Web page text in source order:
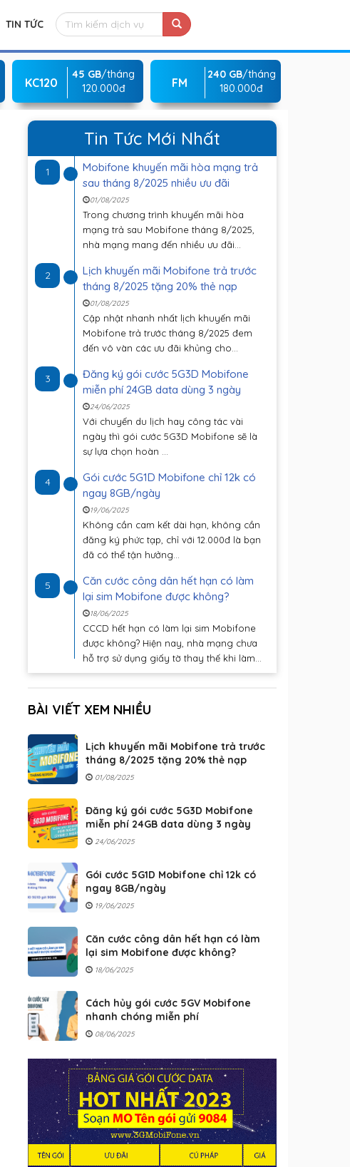
TIN TỨC
KC120
45 GB/tháng
120.000đ
FM
240 GB/tháng
180.000đ
Tin Tức Mới Nhất
1
Mobifone khuyến mãi hòa mạng trả
sau tháng 8/2025 nhiều ưu đãi
01/08/2025
Trong chương trình khuyến mãi hòa
mạng trả sau Mobifone tháng 8/2025,
nhà mạng mang đến nhiều ưu đãi...
2
Lịch khuyến mãi Mobifone trả trước
tháng 8/2025 tặng 20% thẻ nạp
01/08/2025
Cập nhật nhanh nhất lịch khuyến mãi
Mobifone trả trước tháng 8/2025 đem
đến vô vàn các ưu đãi khủng cho...
3
Đăng ký gói cước 5G3D Mobifone
miễn phí 24GB data dùng 3 ngày
24/06/2025
Với chuyến du lịch hay công tác vài
ngày thì gói cước 5G3D Mobifone sẽ là
sự lựa chọn hoàn ...
4
Gói cước 5G1D Mobifone chỉ 12k có
ngay 8GB/ngày
19/06/2025
Không cần cam kết dài hạn, không cần
đăng ký phức tạp, chỉ với 12.000đ là bạn
đã có thể tận hưởng...
5
Căn cước công dân hết hạn có làm
lại sim Mobifone được không?
18/06/2025
CCCD hết hạn có làm lại sim Mobifone
được không? Hiện nay, nhà mạng chưa
hỗ trợ sử dụng giấy tờ thay thế khi làm...
BÀI VIẾT XEM NHIỀU
Lịch khuyến mãi Mobifone trả trước
tháng 8/2025 tặng 20% thẻ nạp
01/08/2025
Đăng ký gói cước 5G3D Mobifone
miễn phí 24GB data dùng 3 ngày
24/06/2025
Gói cước 5G1D Mobifone chỉ 12k có
ngay 8GB/ngày
19/06/2025
Căn cước công dân hết hạn có làm
lại sim Mobifone được không?
18/06/2025
Cách hủy gói cước 5GV Mobifone
nhanh chóng miễn phí
08/06/2025